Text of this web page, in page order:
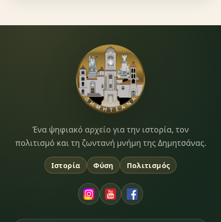
Dimitsana.gr
Ένα ψηφιακό αρχείο για την ιστορία, τον
πολιτισμό και τη ζωντανή μνήμη της Δημητσάνας.
Ιστορία Φύση Πολιτισμός